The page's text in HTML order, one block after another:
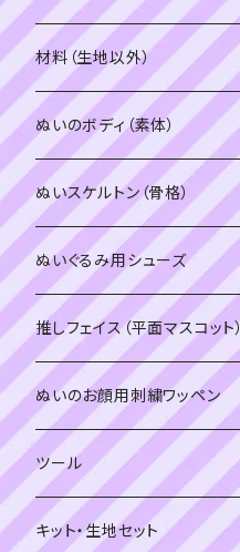
ソフトボア（5mm）
ぬいトリコット
スキンカラー生地
カーリーベルボア
パウダーボア（4mm）
ウィッグボア（8cm）
ソフトボア
スキンカラー系
白系
赤・ピンク系
紫系
青系
緑系
黄色・クリーム系
ぬいトリコット
スキンカラー系
白系
赤・ピンク系
紫系
青系
緑系
材料（生地以外）
アイロン接着シート
ステッチカラー
ミニワッペン
リボン
ぬいのボディ（素体）
ぬいスケルトン（骨格）
ぬいぐるみ用シューズ
推しフェイス（平面マスコット）
ぬいのお顔用刺繍ワッペン
ツール
キット・生地セット